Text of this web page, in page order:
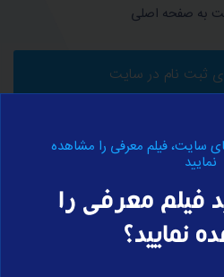
به صفحه اصلی
ثبت نام در سایت
کاربری
سایت، فیلم معرفی را مشاهده
نمایید
فیلم معرفی را
نمایید؟